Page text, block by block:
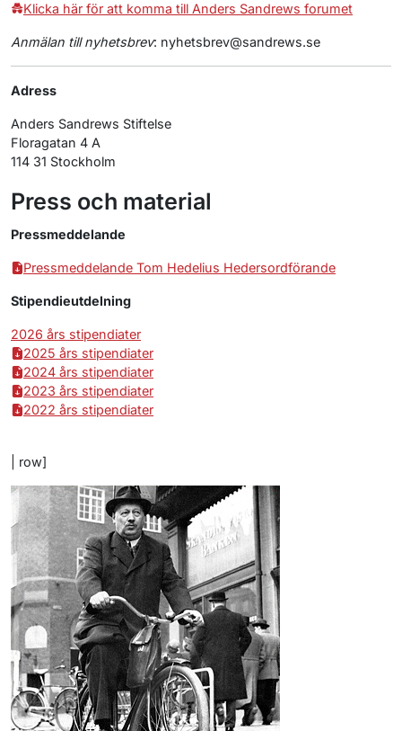
Klicka här för att komma till Anders Sandrews forumet
Anmälan till nyhetsbrev: nyhetsbrev@sandrews.se
Adress
Anders Sandrews Stiftelse
Floragatan 4 A
114 31 Stockholm
Press och material
Pressmeddelande
Pressmeddelande Tom Hedelius Hedersordförande
Stipendieutdelning
2026 års stipendiater
2025 års stipendiater
2024 års stipendiater
2023 års stipendiater
2022 års stipendiater
| row]